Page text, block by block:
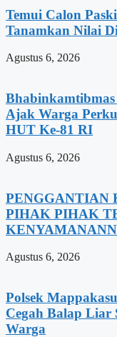
Temui Calon
Tanamkan Nilai
Agustus 6, 2026
Ajak Warga
HUT Ke-81 RI
Agustus 6, 2026
PENGGANTIAN
PIHAK PIHAK
Agustus 6, 2026
Polsek
Cegah Balap Liar
Warga